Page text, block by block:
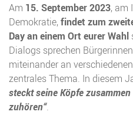
Am 15. September 2023, am
Demokratie, findet zum
Day an einem Ort eurer Wahl
Dialogs sprechen
miteinander an
zentrales Thema. In diesem
steckt seine Köpfe
zuhören“.